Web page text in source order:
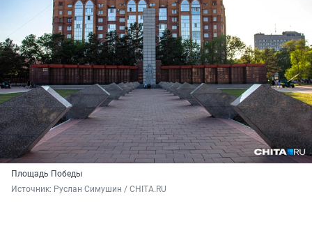
Площадь Победы
Источник: Руслан Симушин / CHITA.RU